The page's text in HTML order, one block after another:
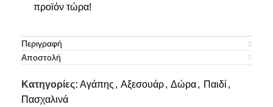
προϊόν τώρα!
Περιγραφή
Αποστολή
Κατηγορίες: Αγάπης , Αξεσουάρ, Δώρα, Παιδί ,
Πασχαλινά